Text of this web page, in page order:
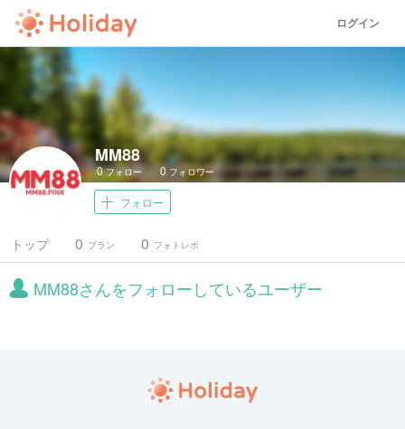
ログイン
MM88
0フォロー 0 フォロワー
フォロー
トップ プラン
0 フォトレポ
0
MM88さんをフォローしているユーザー